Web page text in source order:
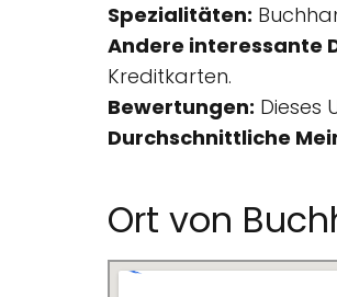
Spezialitäten:
Andere interessante
Kreditkarten.
Bewertungen: Dieses
Durchschnittliche
Ort von